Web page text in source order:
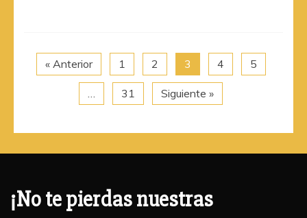
« Anterior 1 2 3 4 5
31 Siguiente »
¡No te pierdas nuestras